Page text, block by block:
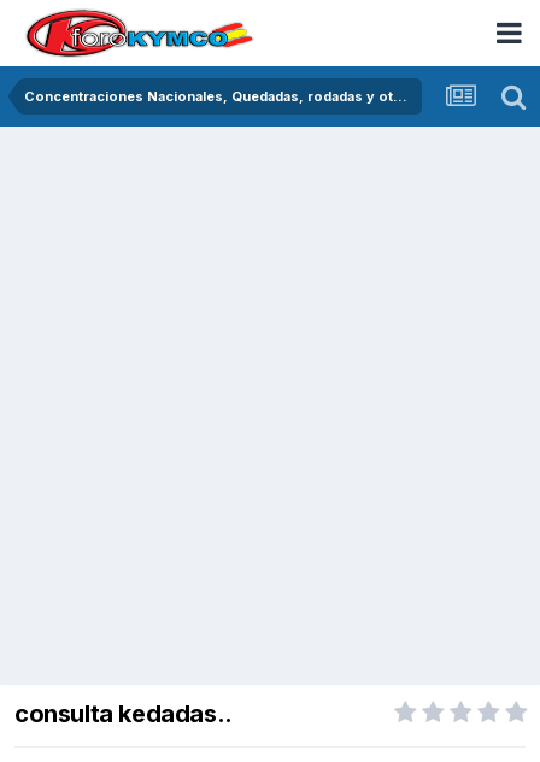
Concentraciones Nacionales, Quedadas, rodadas y otras crónicas del asfalto
consulta kedadas..